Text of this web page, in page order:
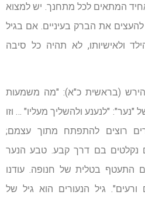
אחיד המתאים לכל מתחנך. יש למצוא
את הברק בעיניים. אם בגיל
ולאישיותו, לא תהיה כל סיבה
(בראשית כ"א): "מה משמעות
"לנענע ולהשליך מעליו" … וזו
רוצים להתפתח מתוך עצמם;
נקלטים בם דרך קבע. טבע הנער
התעטף בטלית של חנופה. עודנו
גיל הנעורים הוא גיל של